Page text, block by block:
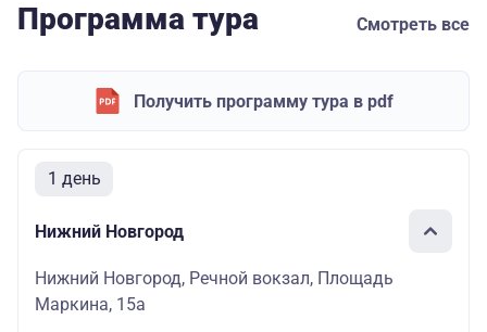
Программа тура Смотреть все
Получить программу тура в pdf
1 день
Нижний Новгород
Нижний Новгород, Речной вокзал, Площадь
Маркина, 15а